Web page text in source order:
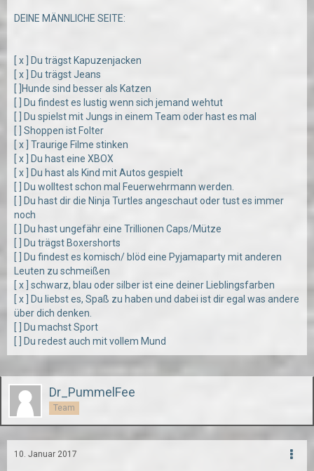
DEINE MÄNNLICHE SEITE:
[ x ] Du trägst Kapuzenjacken
[ x ] Du trägst Jeans
[ ]Hunde sind besser als Katzen
[ ] Du findest es lustig wenn sich jemand wehtut
[ ] Du spielst mit Jungs in einem Team oder hast es mal
[ ] Shoppen ist Folter
[ x ] Traurige Filme stinken
[ x ] Du hast eine XBOX
[ x ] Du hast als Kind mit Autos gespielt
[ ] Du wolltest schon mal Feuerwehrmann werden.
[ ] Du hast dir die Ninja Turtles angeschaut oder tust es immer
noch
[ ] Du hast ungefähr eine Trillionen Caps/Mütze
[ ] Du trägst Boxershorts
[ ] Du findest es komisch/ blöd eine Pyjamaparty mit anderen
Leuten zu schmeißen
[ x ] schwarz, blau oder silber ist eine deiner Lieblingsfarben
[ x ] Du liebst es, Spaß zu haben und dabei ist dir egal was andere
über dich denken.
[ ] Du machst Sport
[ ] Du redest auch mit vollem Mund
Dr_PummelFee
Team
10. Januar 2017